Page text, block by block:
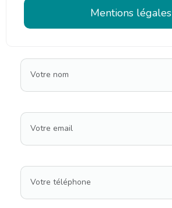
Mentions légales
Votre nom
Votre email
Votre téléphone